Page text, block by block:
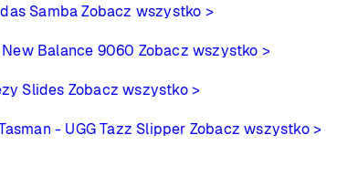
Samba Zobacz wszystko >
Balance 9060 Zobacz wszystko >
Slides Zobacz wszystko >
- UGG Tazz Slipper Zobacz wszystko >